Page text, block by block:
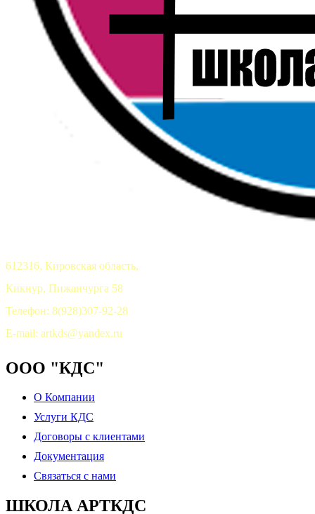
612316, Кировская область,
Кикнур, Пижанчурга 58
Телефон: 8(928)307-92-28
E-mail: artkds@yandex.ru
ООО "КДС"
О Компании
Услуги КДС
Договоры с клиентами
Документация
Связаться с нами
ШКОЛА АРТКДС